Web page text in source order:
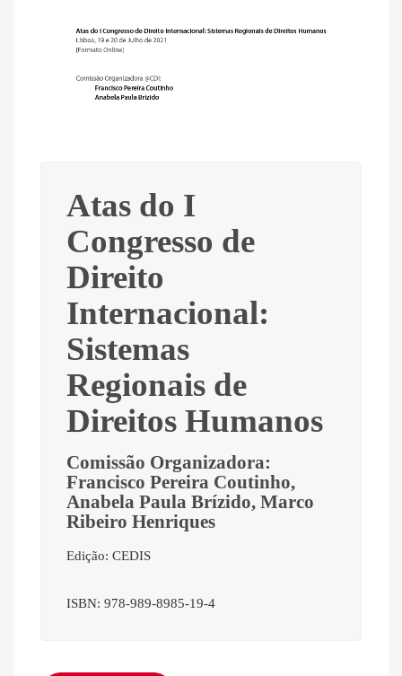
Atas do I
Congresso de
Direito
Internacional:
Sistemas
Regionais de
Direitos Humanos
Comissão Organizadora:
Francisco Pereira Coutinho,
Anabela Paula Brízido, Marco
Ribeiro Henriques
Edição: CEDIS
ISBN: 978-989-8985-19-4